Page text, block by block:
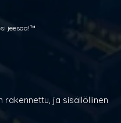
jeesaa!™
rakennettu, ja sisällöllinen